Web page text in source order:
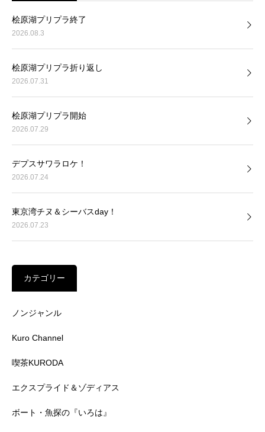
桧原湖プリプラ終了
2026.08.3
桧原湖プリプラ折り返し
2026.07.31
桧原湖プリプラ開始
2026.07.29
デプスサワラロケ！
2026.07.24
東京湾チヌ＆シーバスday！
2026.07.23
カテゴリー
ノンジャンル
Kuro Channel
喫茶KURODA
エクスプライド＆ゾディアス
ボート・魚探の『いろは』